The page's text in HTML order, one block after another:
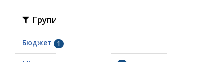
Групи
Бюджет 1